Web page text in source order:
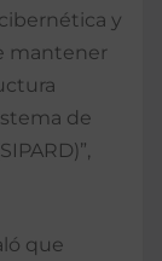
y
mantener
de
que